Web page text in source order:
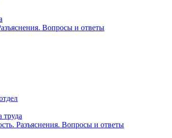
Вопросы и ответы
труда
Разъяснения. Вопросы и ответы